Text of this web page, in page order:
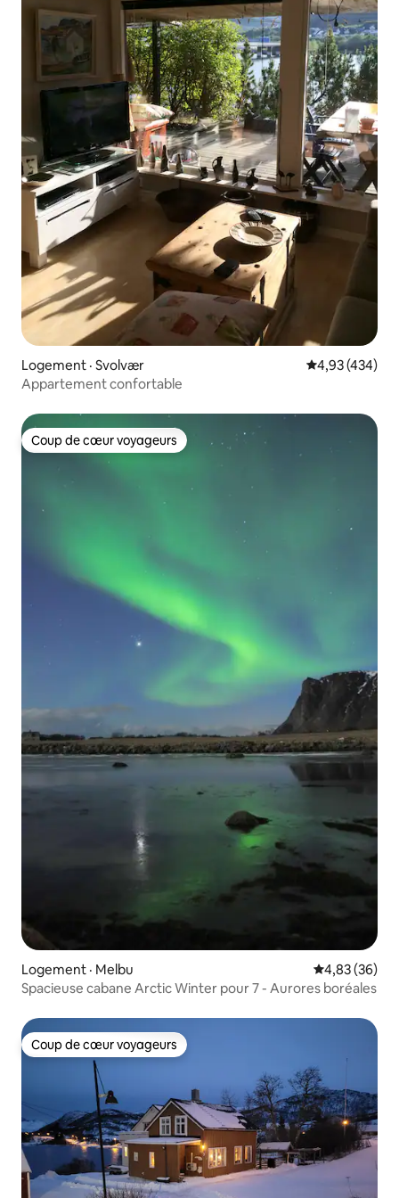
Logement · Svolvær Note
4,93 (434)
Appartement confortable
Coup de cœur voyageurs
Coup de cœur voyageurs
Logement · Melbu Note
4,83 (36)
Spacieuse cabane Arctic Winter pour 7 - Aurores boréales
Coup de cœur voyageurs
Coup de cœur voyageurs